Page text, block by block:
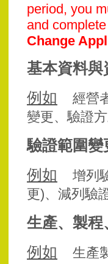
period, you
and
Change
基本資料與
例如
經營
變更、驗證
驗證範圍變
例如
增列
更)、減列驗
生產、製程
例如
生產